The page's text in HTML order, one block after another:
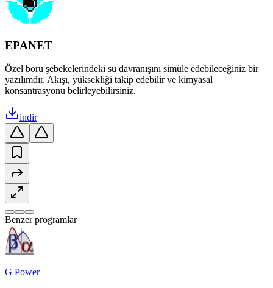
EPANET
Özel boru şebekelerindeki su davranışını simüle edebileceğiniz bir
yazılımdır. Akışı, yüksekliği takip edebilir ve kimyasal
konsantrasyonu belirleyebilirsiniz.
indir
Benzer programlar
G Power